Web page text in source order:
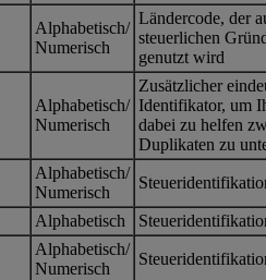
Alphabetisch/
Numerisch
Ländercode, der
steuerlichen
genutzt wird
Alphabetisch/
Numerisch
Zusätzlicher
Identifikator, um
dabei zu helfen
Duplikaten zu
Alphabetisch/
Numerisch
Alphabetisch
Alphabetisch/
Numerisch